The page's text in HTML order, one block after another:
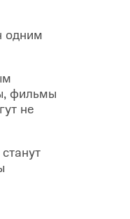
одним
фильмы
не